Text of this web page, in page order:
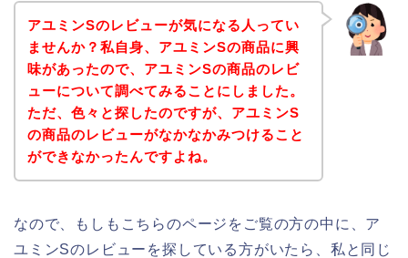
アユミンSのレビューが気になる人ってい
ませんか？私自身、アユミンSの商品に興
味があったので、アユミンSの商品のレビ
ューについて調べてみることにしました。
ただ、色々と探したのですが、アユミンS
の商品のレビューがなかなかみつけること
ができなかったんですよね。
なので、もしもこちらのページをご覧の方の中に、ア
ユミンSのレビューを探している方がいたら、私と同じ